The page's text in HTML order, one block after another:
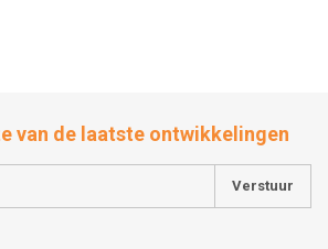
van de laatste ontwikkelingen
Verstuur